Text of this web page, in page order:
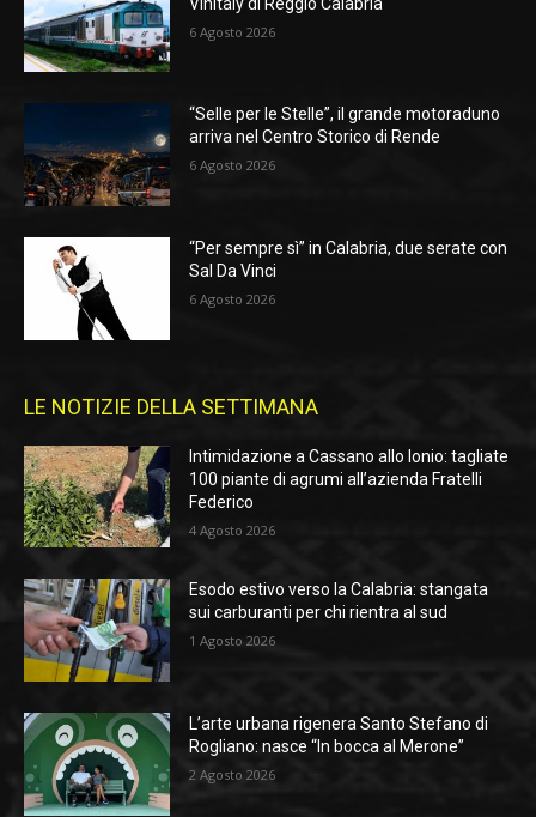
6 Agosto 2026
“Selle per le Stelle”, il grande motoraduno
arriva nel Centro Storico di Rende
6 Agosto 2026
“Per sempre sì” in Calabria, due serate con
Sal Da Vinci
6 Agosto 2026
LE NOTIZIE DELLA SETTIMANA
Intimidazione a Cassano allo Ionio: tagliate
100 piante di agrumi all’azienda Fratelli
Federico
4 Agosto 2026
Esodo estivo verso la Calabria: stangata
sui carburanti per chi rientra al sud
1 Agosto 2026
L’arte urbana rigenera Santo Stefano di
Rogliano: nasce “In bocca al Merone”
2 Agosto 2026